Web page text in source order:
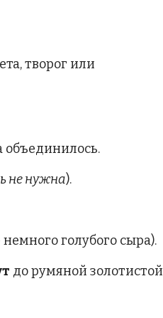
творог или
объединилось.
не нужна).
голубого сыра).
до румяной золотистой